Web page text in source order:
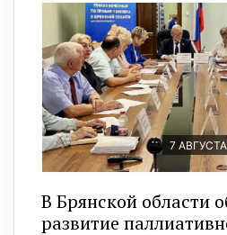
7
В Брянской области
развитие